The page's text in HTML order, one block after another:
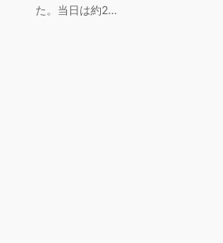
た。当日は約2…